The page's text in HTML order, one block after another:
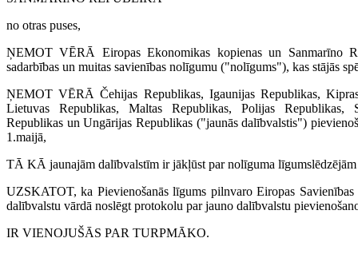
no otras puses,
ŅEMOT VĒRĀ Eiropas Ekonomikas kopienas un Sanmarīno
sadarbības un muitas savienības nolīgumu ("nolīgums"), kas stājās
ŅEMOT VĒRĀ Čehijas Republikas, Igaunijas Republikas,
Lietuvas Republikas, Maltas Republikas, Polijas Republikas,
Republikas un Ungārijas Republikas ("jaunās dalībvalstis")
1.maijā,
TĀ KĀ jaunajām dalībvalstīm ir jākļūst par nolīguma līgumslēdzējām
UZSKATOT, ka Pievienošanās līgums pilnvaro Eiropas
dalībvalstu vārdā noslēgt protokolu par jauno dalībvalstu
IR VIENOJUŠĀS PAR TURPMĀKO.